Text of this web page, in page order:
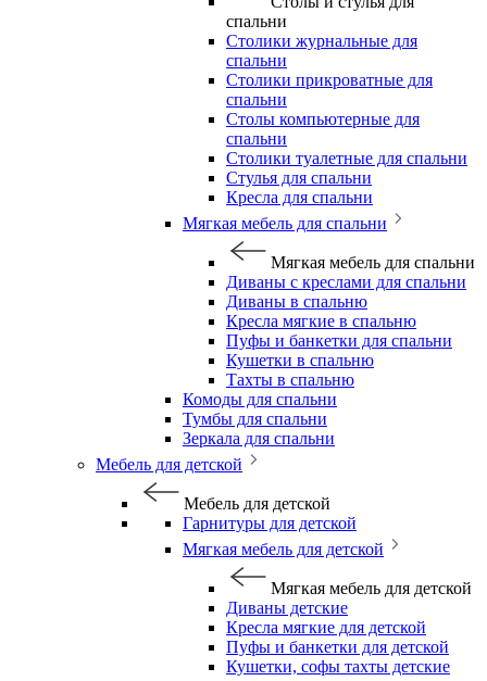
спальни
Столики журнальные для
спальни
Столики прикроватные для
спальни
Столы компьютерные для
спальни
Столики туалетные для спальни
Стулья для спальни
Кресла для спальни
Мягкая мебель для спальни
Мягкая мебель для спальни
Диваны с креслами для спальни
Диваны в спальню
Кресла мягкие в спальню
Пуфы и банкетки для спальни
Кушетки в спальню
Тахты в спальню
Комоды для спальни
Тумбы для спальни
Зеркала для спальни
Мебель для детской
Мебель для детской
Гарнитуры для детской
Мягкая мебель для детской
Мягкая мебель для детской
Диваны детские
Кресла мягкие для детской
Пуфы и банкетки для детской
Кушетки, софы тахты детские